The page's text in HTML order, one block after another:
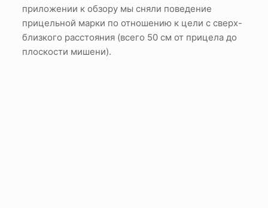
приложении к обзору мы сняли поведение
прицельной марки по отношению к цели с сверх-
близкого расстояния (всего 50 см от прицела до
плоскости мишени).